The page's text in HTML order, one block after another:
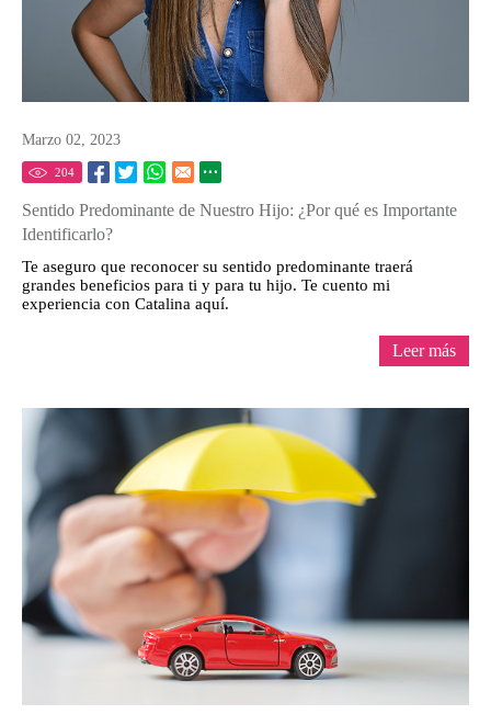
Marzo 02, 2023
204
Sentido Predominante de Nuestro Hijo: ¿Por qué es Importante
Identificarlo?
Te aseguro que reconocer su sentido predominante traerá
grandes beneficios para ti y para tu hijo. Te cuento mi
experiencia con Catalina aquí.
Leer más